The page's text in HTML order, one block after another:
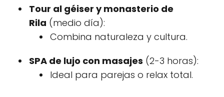
Tour al géiser y monasterio de
Rila (medio día):
Combina naturaleza y cultura.
SPA de lujo con masajes (2-3 horas):
Ideal para parejas o relax total.